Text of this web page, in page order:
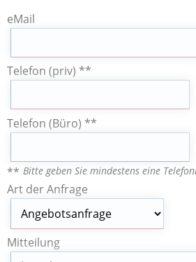
eMail
Telefon (priv) **
Telefon (Büro) **
** Bitte geben Sie mindestens eine
Art der Anfrage
Mitteilung